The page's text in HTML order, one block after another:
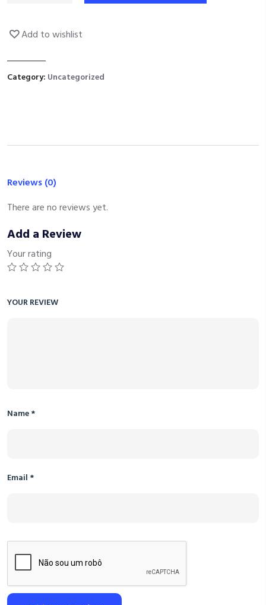
Add to wishlist
Category: Uncategorized
Reviews (0)
There are no reviews yet.
Add a Review
Your rating
YOUR REVIEW
Name*
Email *